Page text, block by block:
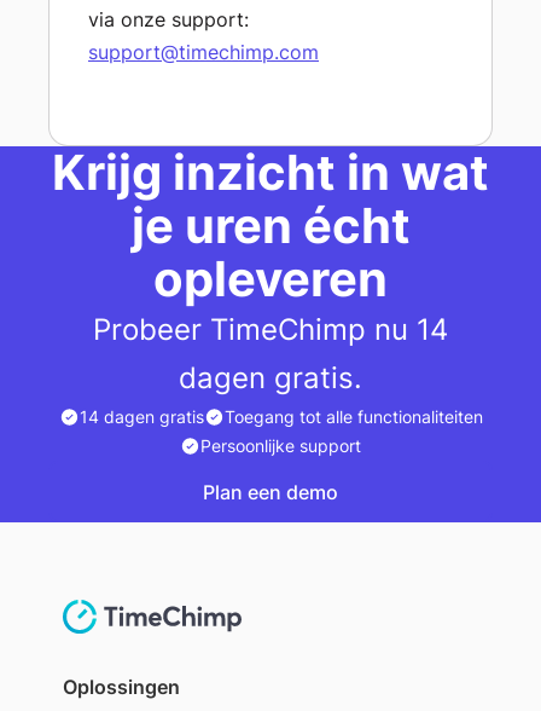
via onze support:
support@timechimp.com
Krijg inzicht in wat
je uren écht
opleveren
Probeer TimeChimp nu 14
dagen gratis.
14 dagen gratis
Toegang tot alle functionaliteiten
Persoonlijke support
Plan een demo
Oplossingen